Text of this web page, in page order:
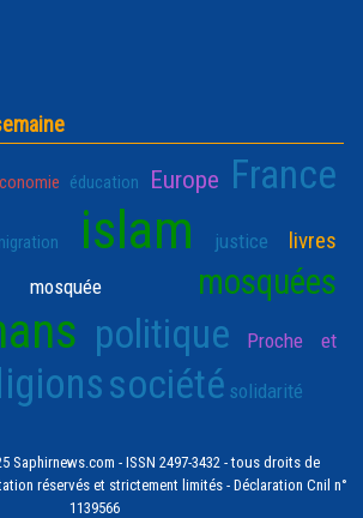
éducation Europe France
islam justice livres
mosquée mosquées
politique Proche et
société solidarité
Saphirnews.com - ISSN 2497-3432 - tous droits de
réservés et strictement limités - Déclaration Cnil n°
1139566